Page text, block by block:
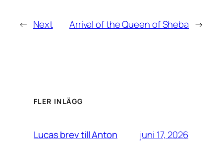
← Next Arrival of the Queen of Sheba →
FLER INLÄGG
Lucas brev till Anton juni 17, 2026